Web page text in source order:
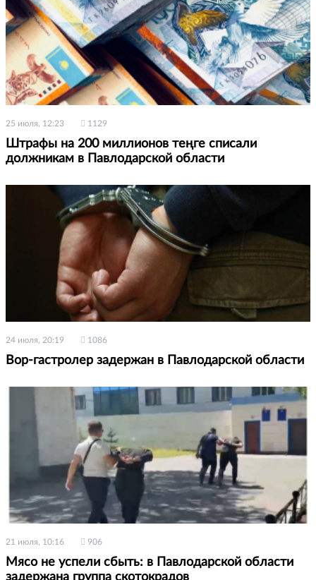
25 июля, 12:23 1129
Штрафы на 200 миллионов теңге списали
должникам в Павлодарской области
24 июля, 20:19 1086
Вор-гастролер задержан в Павлодарской области
21 июля, 10:16 906
Мясо не успели сбыть: в Павлодарской области
задержана группа скотокрадов